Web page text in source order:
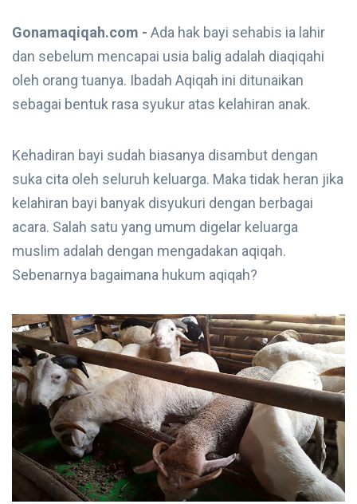
Gonamaqiqah.com - Ada hak bayi sehabis ia lahir
dan sebelum mencapai usia balig adalah diaqiqahi
oleh orang tuanya. Ibadah Aqiqah ini ditunaikan
sebagai bentuk rasa syukur atas kelahiran anak.
Kehadiran bayi sudah biasanya disambut dengan
suka cita oleh seluruh keluarga. Maka tidak heran jika
kelahiran bayi banyak disyukuri dengan berbagai
acara. Salah satu yang umum digelar keluarga
muslim adalah dengan mengadakan aqiqah.
Sebenarnya bagaimana hukum aqiqah?